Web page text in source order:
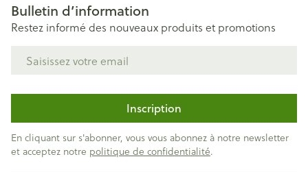
Bulletin d’information
Restez informé des nouveaux produits et promotions
Inscription
En cliquant sur s'abonner, vous vous abonnez à notre newsletter
et acceptez notre politique de confidentialité.